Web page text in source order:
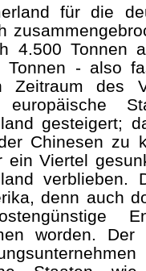
für die
4.500 Tonnen
Tonnen - also
Zeitraum des
europäische
gesteigert;
Chinesen zu
ein Viertel
verblieben.
denn auch
worden. Der